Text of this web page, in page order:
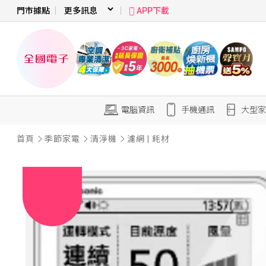
門市據點 APP下載
電腦資訊 手機通訊 大型
首頁 季節家電 清淨機 濾網 | 耗材